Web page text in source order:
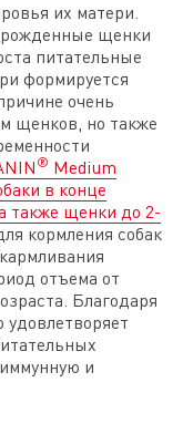
их матери.
щенки
питательные
формируется
очень
щенков, но также
® Medium
в конце
также щенки до 2-
кормления собак
отъема от
Благодаря
удовлетворяет
и